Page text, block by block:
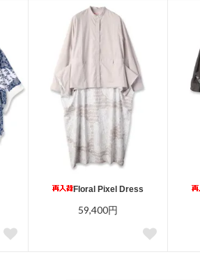
Floral Pixel Dress
59,400円